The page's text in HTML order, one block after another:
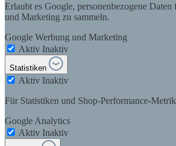
Erlaubt es Google, personenbezogene
und Marketing zu sammeln.
Google Werbung und Marketing
Aktiv Inaktiv
Statistiken
Aktiv Inaktiv
Für Statistiken und Shop-Performance-
Google Analytics
Aktiv Inaktiv